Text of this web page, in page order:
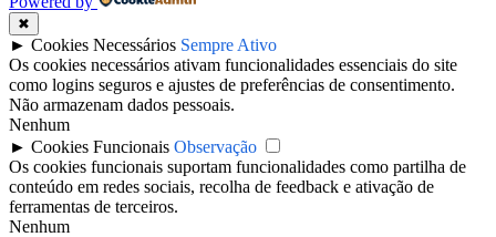
✖
► Cookies Necessários Sempre Ativo
Os cookies necessários ativam funcionalidades essenciais do site
como logins seguros e ajustes de preferências de consentimento.
Não armazenam dados pessoais.
Nenhum
► Cookies Funcionais Observação
Os cookies funcionais suportam funcionalidades como partilha de
conteúdo em redes sociais, recolha de feedback e ativação de
ferramentas de terceiros.
Nenhum